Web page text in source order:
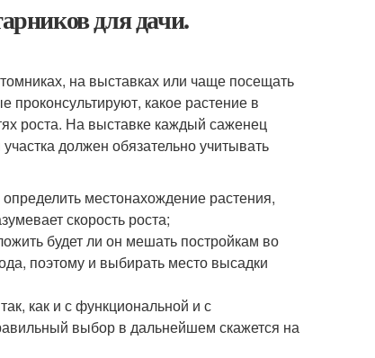
для дачи.
на выставках или чаще посещать
какое растение в
роста. На выставке каждый саженец
должен обязательно учитывать
местонахождение растения,
скорость роста;
будет ли он мешать постройкам во
поэтому и выбирать место высадки
как и с функциональной и с
выбор в дальнейшем скажется на